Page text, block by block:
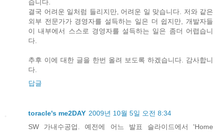
습니다.
결국 어려운 일처럼 들리지만, 어려운 일 맞습니다. 저와 같은
외부 전문가가 경영자를 설득하는 일은 더 쉽지만, 개발자들
이 내부에서 스스로 경영자를 설득하는 일은 좀더 어렵습니
다.
추후 이에 대한 글을 한번 올려 보도록 하겠습니다. 감사합니
다.
답글
toracle's me2DAY 2009년 10월 5일 오전 8:34
SW 가내수공업. 예전에 어느 발표 슬라이드에서 'Home